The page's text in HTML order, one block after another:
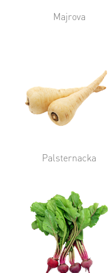
Majrova
Palsternacka